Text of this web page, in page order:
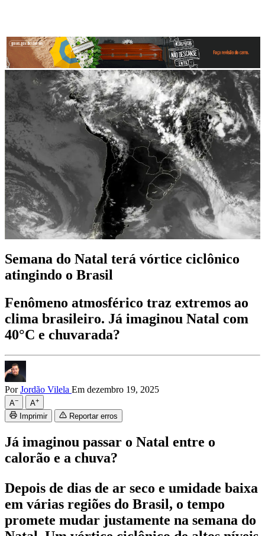
Semana do Natal terá vórtice ciclônico
atingindo o Brasil
Fenômeno atmosférico traz extremos ao
clima brasileiro. Já imaginou Natal com
40°C e chuvarada?
PorJordão Vilela Em dezembro 19, 2025
A− A+
Imprimir Reportar erros
Já imaginou passar o Natal entre o
calorão e a chuva?
Depois de dias de ar seco e umidade baixa
em várias regiões do Brasil, o tempo
promete mudar justamente na semana do